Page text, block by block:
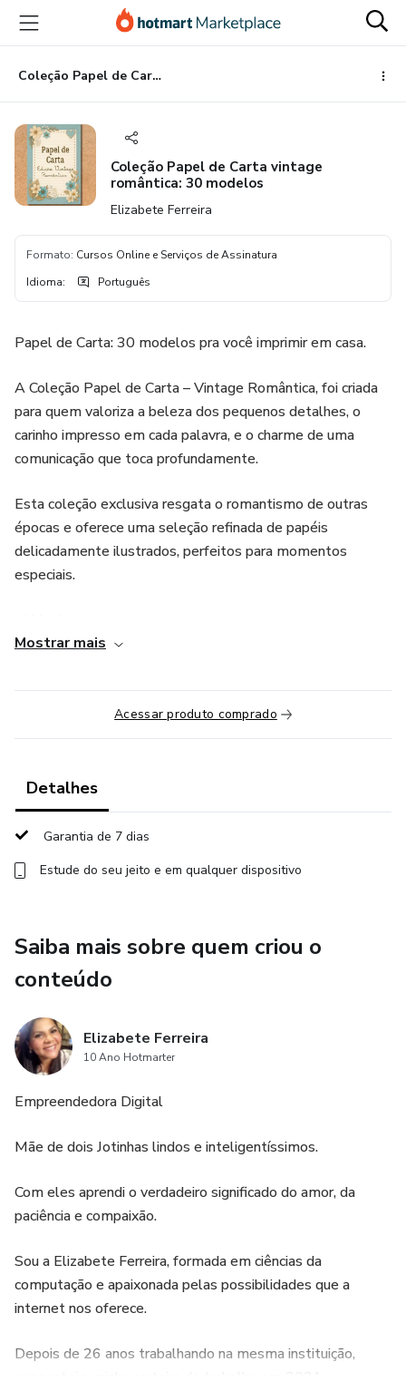
para
conteúdo
principal
para
pagamento
para
rodapé
Coleção Papel de Carta vintage romântica: 30 modelos
Coleção Papel de Carta vintage
romântica: 30 modelos
Elizabete Ferreira
Formato: Cursos Online e Serviços de Assinatura
Idioma: Português
Papel de Carta: 30 modelos pra você imprimir em casa.
A Coleção Papel de Carta – Vintage Romântica, foi criada
para quem valoriza a beleza dos pequenos detalhes, o
carinho impresso em cada palavra, e o charme de uma
comunicação que toca profundamente.
Esta coleção exclusiva resgata o romantismo de outras
épocas e oferece uma seleção refinada de papéis
delicadamente ilustrados, perfeitos para momentos
especiais.
emocional e criar momentos de reconexão com quem você
guardadas para sempre.
💌 Bilhetes personalizados com toques de carinho e
📖 Journaling com estética poética, que transforma suas
reflexões em arte.
🎁 Mimos sentimentais que demonstram afeto de forma
original e memorável.
Mostrar mais
Acessar produto comprado
Detalhes
Garantia de 7 dias
Estude do seu jeito e em qualquer dispositivo
Saiba mais sobre quem criou o
conteúdo
Elizabete Ferreira
10 Ano Hotmarter
Empreendedora Digital
Mãe de dois Jotinhas lindos e inteligentíssimos.
Com eles aprendi o verdadeiro significado do amor, da
paciência e compaixão.
Sou a Elizabete Ferreira, formada em ciências da
computação e apaixonada pelas possibilidades que a
internet nos oferece.
Depois de 26 anos trabalhando na mesma instituição,